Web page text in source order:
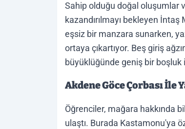
Sahip olduğu doğal oluşumlar
kazandırılmayı bekleyen İntaş
eşsiz bir manzara sunarken,
ortaya çıkartıyor. Beş giriş
büyüklüğünde geniş bir boşluk
Akdene Göce Çorbası İle
Öğrenciler, mağara hakkında
ulaştı. Burada Kastamonu'ya